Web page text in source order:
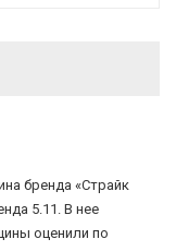
бренда «Страйк
5.11. В нее
оценили по